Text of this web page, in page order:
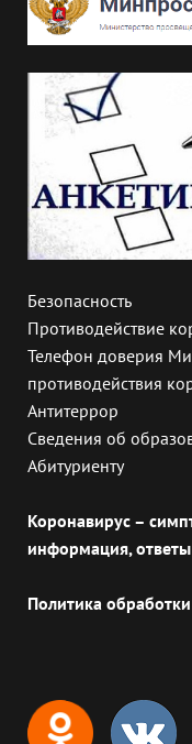
Безопасность
Противодействие
Телефон доверия
противодействия
Антитеррор
Сведения об
Абитуриенту
Коронавирус –
информация,
Политика